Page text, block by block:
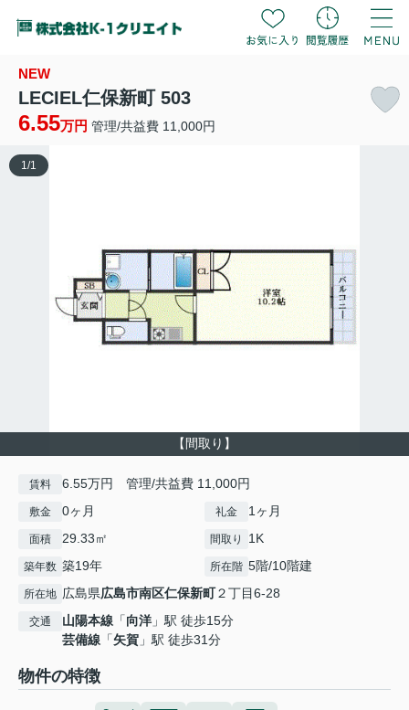
NEW
LECIEL仁保新町 503
6.55万円 管理/共益費 11,000円
【間取り】
1 /1
賃料 6.55万円 管理/共益費 11,000円
敷金 0ヶ月 礼金 1ヶ月
面積 29.33㎡ 間取り 1K
築年数 築19年 所在階 5階/10階建
所在地 広島県広島市南区仁保新町２丁目6-28
交通 山陽本線 「向洋 」駅 徒歩15分
芸備線 「矢賀 」駅 徒歩31分
物件の特徴